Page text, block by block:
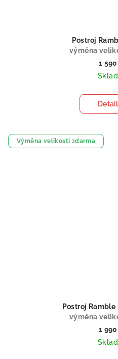
Postroj
výměna
1
Detail
Výměna velikosti zdarma
Postroj Ramble
výměna
1